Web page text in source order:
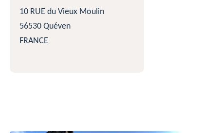
10 RUE du Vieux Moulin
56530 Quéven
FRANCE